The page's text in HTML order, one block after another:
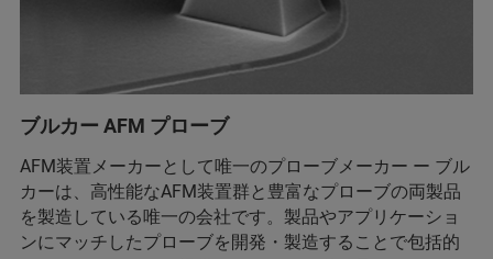
ブルカー AFM プローブ
AFM装置メーカーとして唯一のプローブメーカー ー ブル
カーは、高性能なAFM装置群と豊富なプローブの両製品
を製造している唯一の会社です。製品やアプリケーショ
ンにマッチしたプローブを開発・製造することで包括的